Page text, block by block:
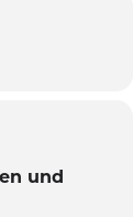
und